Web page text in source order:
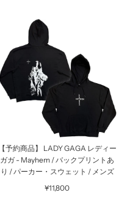
【予約商品】 LADY GAGA レディー
ガガ - Mayhem / バックプリントあ
り / パーカー・スウェット / メンズ
¥11,800